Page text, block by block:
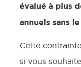
évalué à plus
annuels sans
Cette
si vous